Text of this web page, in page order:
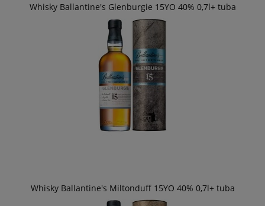
Whisky Ballantine's Glenburgie 15YO 40% 0,7l+ tuba
Whisky Ballantine's Miltonduff 15YO 40% 0,7l+ tuba